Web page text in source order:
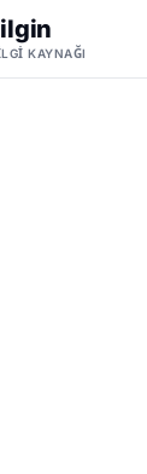
KAYNAĞI